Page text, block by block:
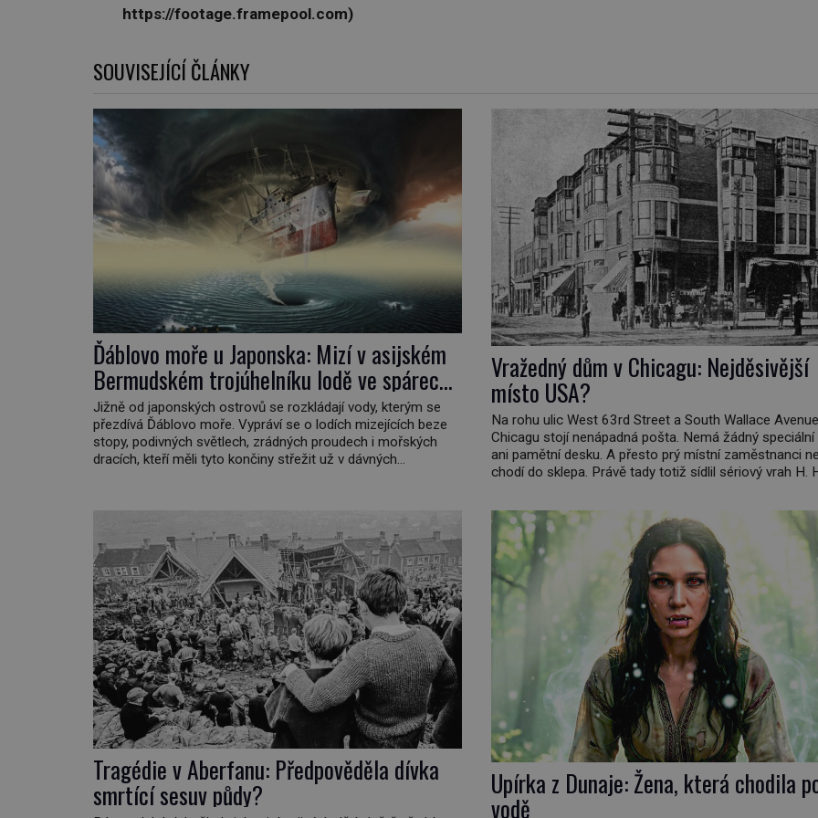
https://footage.framepool.com)
SOUVISEJÍCÍ ČLÁNKY
Ďáblovo moře u Japonska: Mizí v asijském
Bermudském trojúhelníku lodě ve spárech
neznámé síly?
Jižně od japonských ostrovů se rozkládají vody, kterým se
přezdívá Ďáblovo moře. Vypráví se o lodích mizejících beze
stopy, podivných světlech, zrádných proudech i mořských
dracích, kteří měli tyto končiny střežit už v dávných
proměnila v jednu z nejpůsobivějších námořních záhad? […]
Vražedný dům v Chicagu: Nejděsivější
místo USA?
Na rohu ulic West 63rd Street a South Wallace
Chicagu stojí nenápadná pošta. Nemá žádný speciální
ani pamětní desku. A přesto prý místní zaměstnanci
chodí do sklepa. Právě tady totiž sídlil sériový vrah H.
americké kriminalistiky. Herman Webster Mudgett
1896) přijíždí […]
Tragédie v Aberfanu: Předpověděla dívka
smrtící sesuv půdy? Upírka z Dunaje: Žena, která chodila
vodě